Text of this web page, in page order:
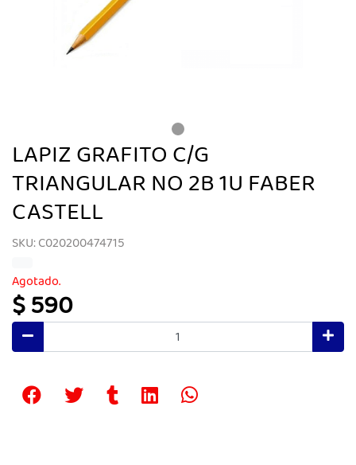
LAPIZ GRAFITO C/G
TRIANGULAR NO 2B 1U FABER
CASTELL
SKU: C020200474715
Agotado.
$ 590